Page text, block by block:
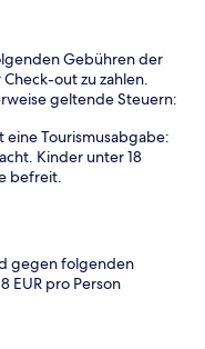
Gebühren der
out zu zahlen.
geltende Steuern:
Tourismusabgabe:
Kinder unter 18
befreit.
gegen folgenden
EUR pro Person